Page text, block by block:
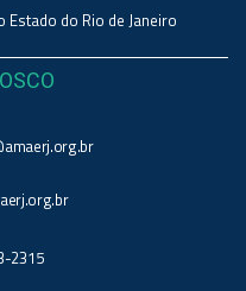
do Rio de Janeiro
2315